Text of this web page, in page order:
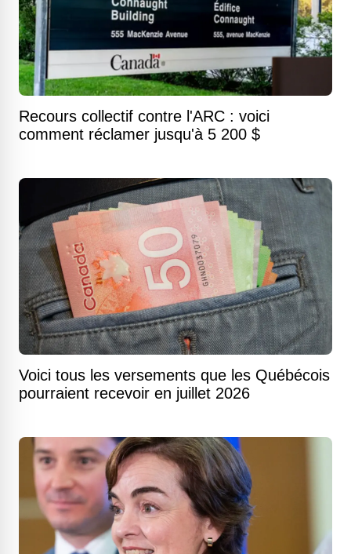
Recours collectif contre l'ARC : voici
comment réclamer jusqu'à 5 200 $
Voici tous les versements que les Québécois
pourraient recevoir en juillet 2026